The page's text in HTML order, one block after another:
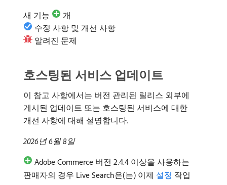
새 기능
개
수정 사항 및 개선 사항
알려진 문제
호스팅된 서비스 업데이트
이 참고 사항에서는 버전 관리된 릴리스 외부에
게시된 업데이트 또는 호스팅된 서비스에 대한
개선 사항에 대해 설명합니다.
2026년 6월 8일
Adobe Commerce 버전 2.4.4 이상을 사용하는
판매자의 경우 Live Search은(는) 이제 설정 작업